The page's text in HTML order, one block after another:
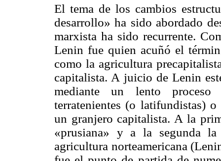
El tema de los cambios
desarrollo» ha sido abordado
marxista ha sido recurrente.
Lenin fue quien acuñó el
como la agricultura
capitalista. A juicio de Lenin
mediante un lento proceso
terratenientes (o latifundistas)
un granjero capitalista. A la
«prusiana» y a la segunda
agricultura norteamericana